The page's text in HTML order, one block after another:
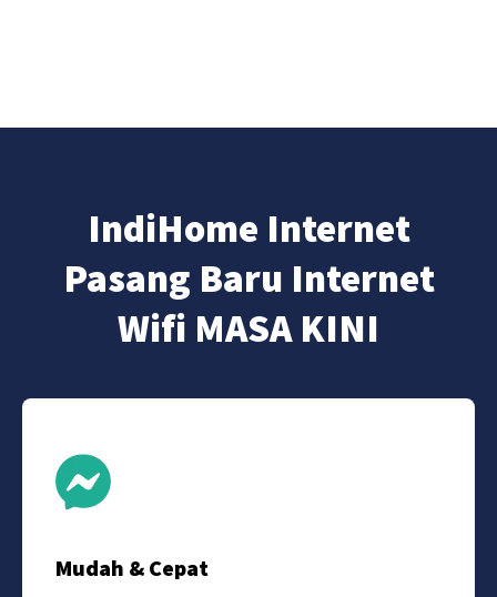
IndiHome Internet
Pasang Baru Internet
Wifi MASA KINI
Mudah & Cepat